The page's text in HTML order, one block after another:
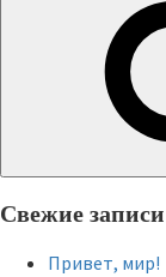
Свежие записи
Привет, мир!